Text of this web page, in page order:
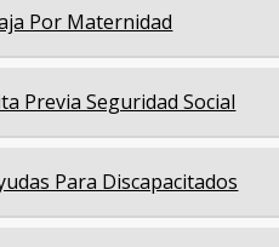
Por Maternidad
Previa Seguridad Social
Para Discapacitados